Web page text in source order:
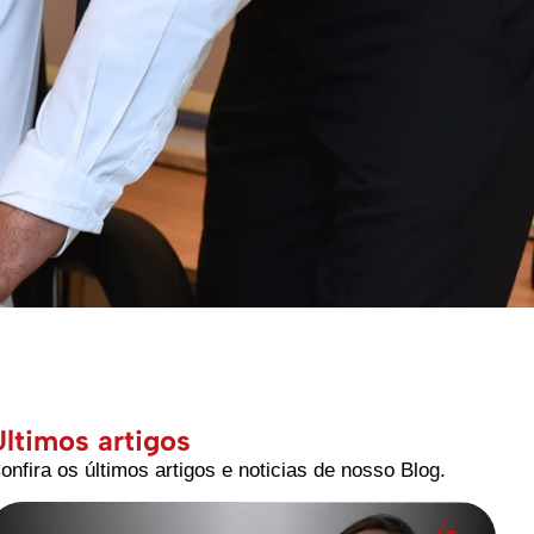
artigos
os últimos artigos e noticias de nosso Blog.